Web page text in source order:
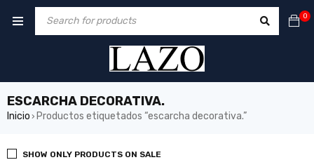
0
ESCARCHA DECORATIVA.
Inicio › Productos etiquetados “escarcha decorativa.”
SHOW ONLY PRODUCTS ON SALE